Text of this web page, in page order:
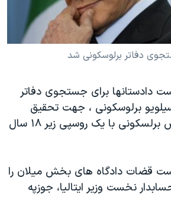
۲۰۲۴
به اسرائیلدفاتر برلوسکونی شد
دادستانها برای جستجوی دفاتر
برلوسکونی ، جهت تحقيق
پيرامون ادعای آمیزش برلسکونی با يک روسپی زير ۱۸ سال
قضات دادگاه های بخش ميلان را
نخست وزير ایتالیا، جوزپه